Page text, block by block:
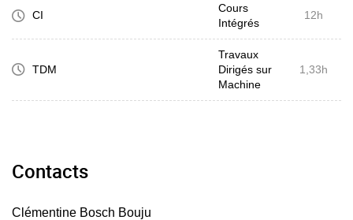
CI
Cours
Intégrés
12h
TDM
Travaux
Dirigés sur
Machine
1,33h
Contacts
Clémentine Bosch Bouju